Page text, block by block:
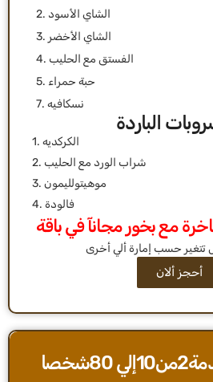
2. الشاي الأسود
3. الشاي الأخضر
4. الفستق مع الحليب
5. حبة حمراء
7. نسكافيه
الباردة
1. الكركديه
2. شراب الورد مع الحليب
3. موهيتولليمون
4. فالودة
مع بخور مجانآ في باقة
أحجز ألان